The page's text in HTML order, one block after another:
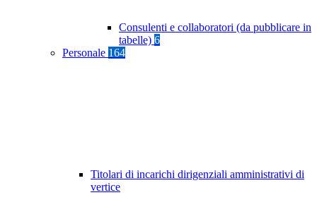
Consulenti e collaboratori (da pubblicare in
tabelle) 6
Personale 164
Titolari di incarichi dirigenziali amministrativi di
vertice